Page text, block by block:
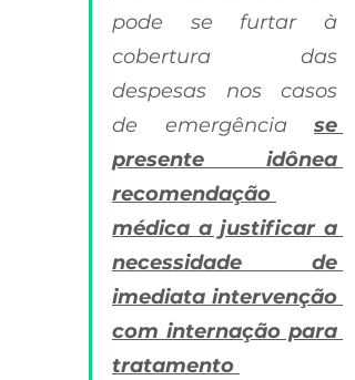
pode se furtar à
cobertura das
despesas nos casos
de emergência se
presente idônea
recomendação
médica a justificar a
necessidade de
imediata intervenção
com internação para
tratamento